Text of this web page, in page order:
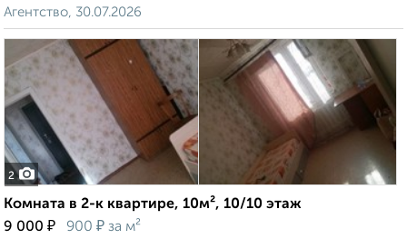
Агентство, 30.07.2026
2
Комната в 2-к квартире, 10м², 10/10 этаж
9 000 ₽ 900 ₽ за м²